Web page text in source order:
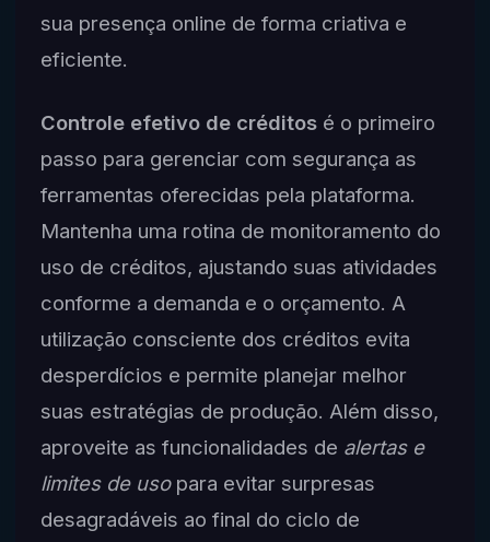
sua presença online de forma criativa e
eficiente.
Controle efetivo de créditosé o primeiro
passo para gerenciar com segurança as
ferramentas oferecidas pela plataforma.
Mantenha uma rotina de monitoramento do
uso de créditos, ajustando suas atividades
conforme a demanda e o orçamento. A
utilização consciente dos créditos evita
desperdícios e permite planejar melhor
suas estratégias de produção. Além disso,
aproveite as funcionalidades de alertas e
limites de usopara evitar surpresas
desagradáveis ao final do ciclo de